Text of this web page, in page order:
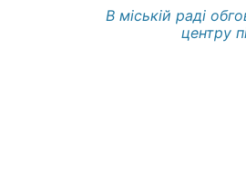
В міській раді
центру